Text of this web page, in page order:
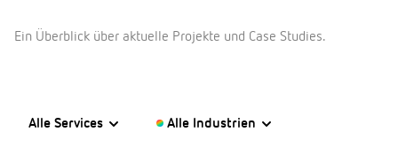
Insights
Ein Überblick über aktuelle Projekte und Case Studies.
Alle Services Alle Industrien